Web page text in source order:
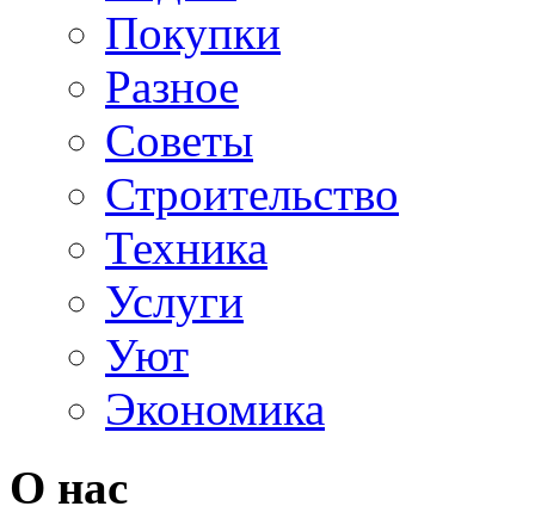
Покупки
Разное
Советы
Строительство
Техника
Услуги
Уют
Экономика
О нас